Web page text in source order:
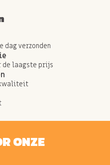
dag verzonden
laagste prijs
kwaliteit
ONZE